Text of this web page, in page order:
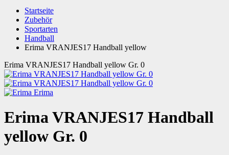
Startseite
Zubehör
Sportarten
Handball
Erima VRANJES17 Handball yellow
Erima VRANJES17 Handball yellow Gr. 0
Erima
Erima VRANJES17 Handball
yellow Gr. 0